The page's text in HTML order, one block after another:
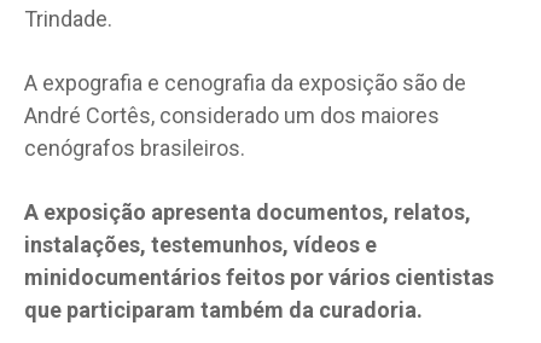
Trindade.
A expografia e cenografia da exposição são de
André Cortês, considerado um dos maiores
cenógrafos brasileiros.
A exposição apresenta documentos, relatos,
instalações, testemunhos, vídeos e
minidocumentários feitos por vários cientistas
que participaram também da curadoria.